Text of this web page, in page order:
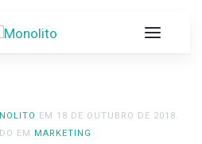
EM 18 DE OUTUBRO DE 2018.
EM MARKETING